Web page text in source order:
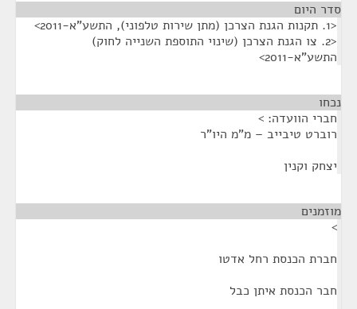
סדר היום
<1. תקנות הגנת הצרכן (מתן שירות טלפוני), התשע"א-2011>
<2. צו הגנת הצרכן (שינוי התוספת השנייה לחוק)
התשע"א-2011>
נכחו
חברי הוועדה: >
רוברט טיבייב – מ"מ היו"ר
יצחק וקנין
מוזמנים
>
חברת הכנסת רחל אדטו
חבר הכנסת איתן כבל